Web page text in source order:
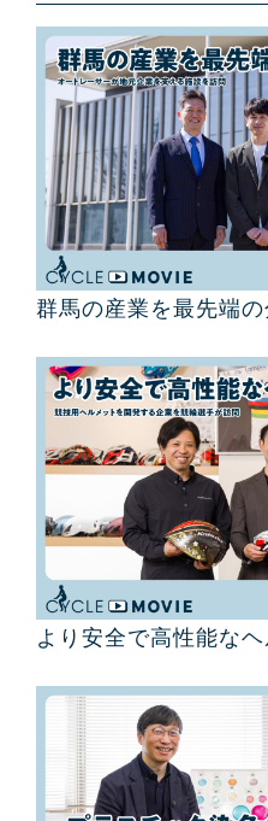
群馬の産業を最先端の
より安全で高性能な